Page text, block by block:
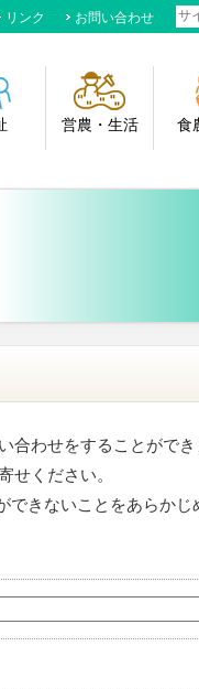
営農・生活 食
リンク お問い合わせ
合わせをすることができ
せください。
きないことをあらかじ